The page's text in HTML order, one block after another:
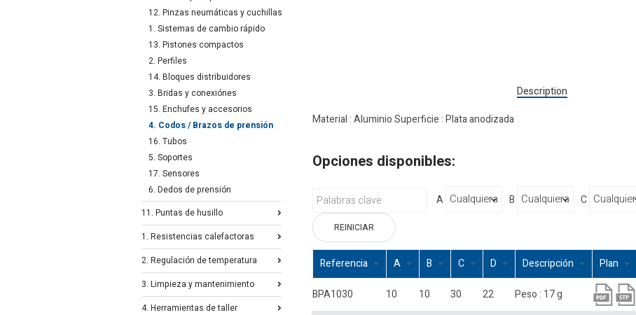
Description
Material : Aluminio Superficie : Plata anodizada
Opciones disponibles:
A B C
REINICIAR
Referencia A B C D Descripción Plan
BPA1030 10 10 30 22 Peso : 17 g
12. Pinzas neumáticas y cuchillas
1. Sistemas de cambio rápido
13. Pistones compactos
2. Perfiles
14. Bloques distribuidores
3. Bridas y conexiónes
15. Enchufes y accesorios
4. Codos / Brazos de prensión
16. Tubos
5. Soportes
17. Sensores
6. Dedos de prensión
11. Puntas de husillo
1. Resistencias calefactoras
2. Regulación de temperatura
3. Limpieza y mantenimiento
4. Herramientas de taller